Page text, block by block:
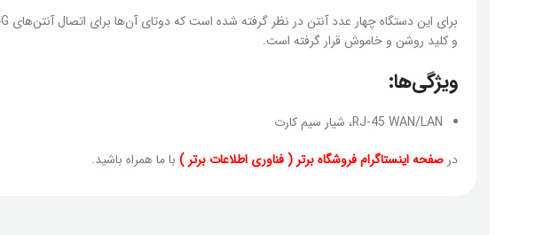
و کلید روشن و خاموش قرار گرفته است.
ویژگی‌ها:
RJ-45 WAN/LAN، شیار سیم کارت
در صفحه اینستاگرام فروشگاه برتر ( فناوری اطلاعات برتر ) با ما همراه باشید.